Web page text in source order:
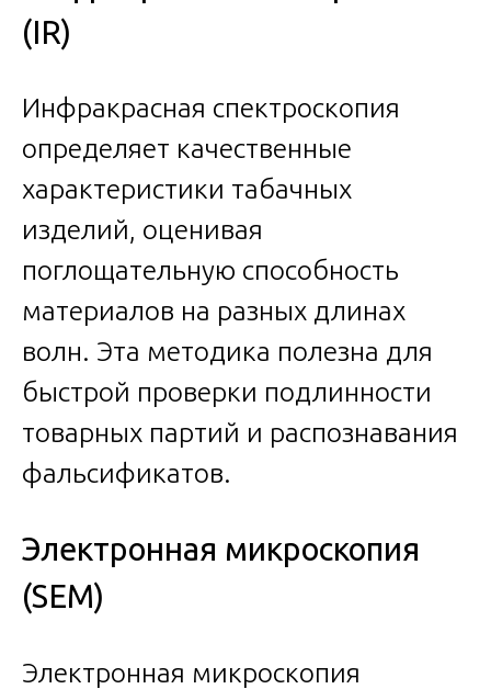
(IR)
Инфракрасная спектроскопия
определяет качественные
характеристики табачных
изделий, оценивая
поглощательную способность
материалов на разных длинах
волн. Эта методика полезна для
быстрой проверки подлинности
товарных партий и распознавания
фальсификатов.
Электронная микроскопия
(SEM)
Электронная микроскопия